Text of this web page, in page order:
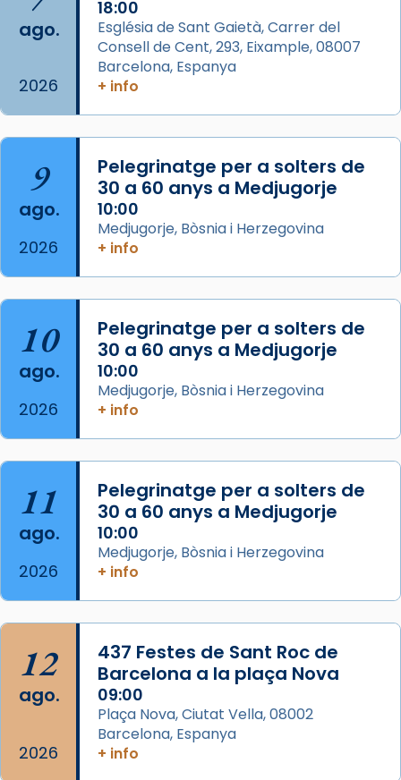
2 weeks ago
Aquest dilluns, 27 de juliol, ha tingut lloc la
missa d’acció de gràcies en agraïment al
comitè organitzador de la visita apostòlica
L’arquebisbe de Barcelona, el cardenal Joan
Josep Omella, ha presidit la missa i l’ha
concelebrat el bisbe auxiliar de Barcelona,
Mons. David Abadías.
📸 Dr. G. Simón
Foto
Arquebisbat de Barcelona
2 weeks ago
Memòria de les santes Juliana i
Acompanyant la història de sant Cugat, a
partir de l’Edat Mitjana sorgeix la tradició
que les santes Juliana (“relatiu a Júlia”) i
Semproniana (“relatiu a Semprònia =
eterna”) són deixebles seves. I l’any 1667, el
frare Joan Gaspar Roig, afirma en una obra
que les santes són filles de l’antiga Iluro.
Mataró en reivindicarà les relíq
Foto
View on Facebook · Share
ago.
2026
18:00
Església de Sant Gaietà, Carrer del
Consell de Cent, 293, Eixample, 08007
Barcelona, Espanya
+ info
9
ago.
2026
Pelegrinatge per a solters de
30 a 60 anys a Medjugorje
10:00
Medjugorje, Bòsnia i Herzegovina
+ info
10
ago.
2026
Pelegrinatge per a solters de
30 a 60 anys a Medjugorje
10:00
Medjugorje, Bòsnia i Herzegovina
+ info
11
ago.
2026
Pelegrinatge per a solters de
30 a 60 anys a Medjugorje
10:00
Medjugorje, Bòsnia i Herzegovina
+ info
12
ago.
2026
437 Festes de Sant Roc de
Barcelona a la plaça Nova
09:00
Plaça Nova, Ciutat Vella, 08002
Barcelona, Espanya
+ info